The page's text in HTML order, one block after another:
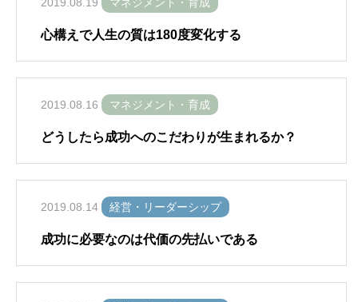
心構えで人生の質は180度変化する
2019.08.16 マネジメント・育成
どうしたら成功へのこだわりが生まれるか？
2019.08.14 経営・リーダーシップ
成功に必要なのは代価の先払いである